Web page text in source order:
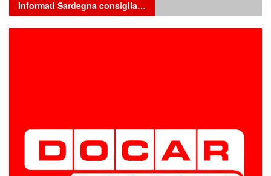
Informati Sardegna consiglia…